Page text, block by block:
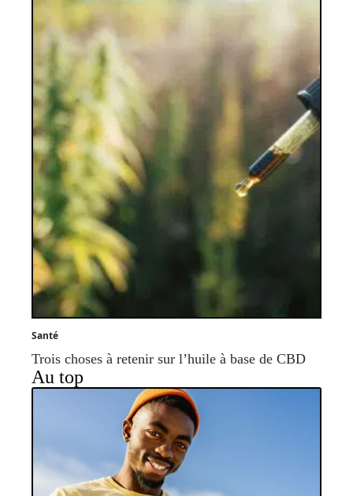
Santé
Trois choses à retenir sur l’huile à base de CBD
Au top